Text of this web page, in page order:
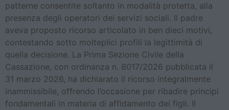
patterne consentite soltanto in modalità protetta, alla
presenza degli operatori dei servizi sociali. Il padre
aveva proposto ricorso articolato in ben dieci motivi,
contestando sotto molteplici profili la legittimità di
quella decisione. La Prima Sezione Civile della
Cassazione, con ordinanza n. 8017/2026 pubblicata il
31 marzo 2026, ha dichiarato il ricorso integralmente
inammissibile, offrendo l’occasione per ribadire principi
fondamentali in materia di affidamento dei figli. Il